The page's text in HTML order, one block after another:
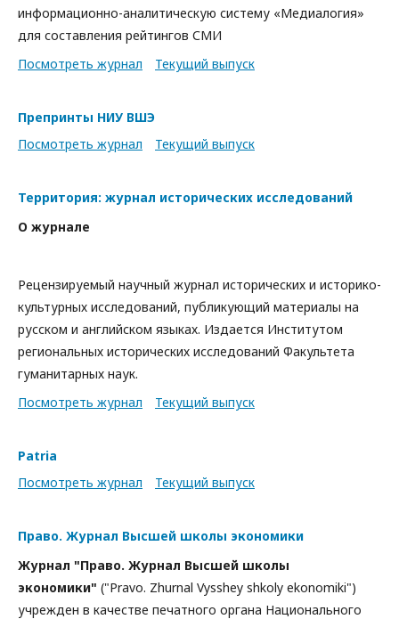
информационно-аналитическую систему «Медиалогия»
для составления рейтингов СМИ
Посмотреть журнал
Текущий выпуск
Препринты НИУ ВШЭ
Посмотреть журнал
Текущий выпуск
Территория: журнал исторических исследований
О журнале
Рецензируемый научный журнал исторических и историко-
культурных исследований, публикующий материалы на
русском и английском языках. Издается Институтом
региональных исторических исследований Факультета
гуманитарных наук.
Посмотреть журнал
Текущий выпуск
Patria
Посмотреть журнал
Текущий выпуск
Право. Журнал Высшей школы экономики
Журнал "Право. Журнал Высшей школы
экономики" ("Pravo. Zhurnal Vysshey shkoly ekonomiki")
учрежден в качестве печатного органа Национального